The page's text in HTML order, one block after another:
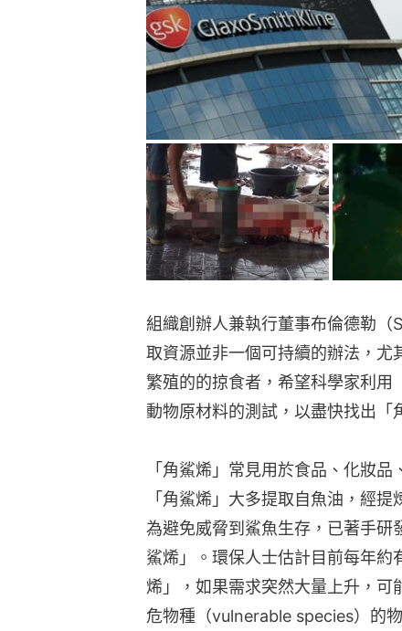
組織創辦人兼執行董事布倫德勒
取資源並非一個可持續的辦法，尤
繁殖的的掠食者，希望科學家利用
動物原材料的測試，以盡快找出「
「角鯊烯」常見用於食品、化妝
「角鯊烯」大多提取自魚油，經
為避免威脅到鯊魚生存，已著手研
鯊烯」。環保人士估計目前每年
烯」，如果需求突然大量上升，可
危物種（vulnerable species）的